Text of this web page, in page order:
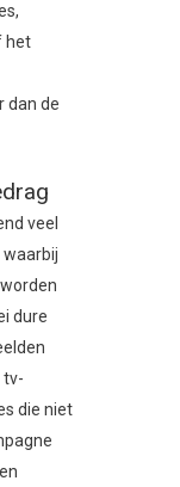
het
dan de
veel
dure
tv-
die niet